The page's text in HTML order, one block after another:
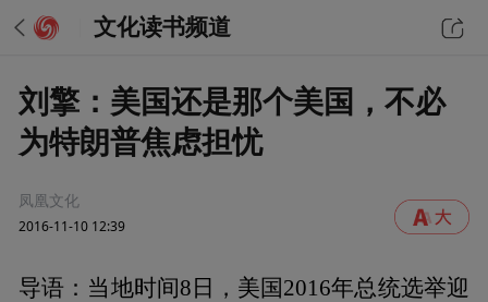
文化读书频道
刘擎：美国还是那个美国，不必
为特朗普焦虑担忧
凤凰文化
2016-11-10 12:39
导语：当地时间8日，美国2016年总统选举迎